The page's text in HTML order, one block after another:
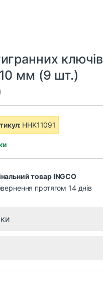
ключів
мм (9 шт.)
HHK11091
товар INGCO
протягом 14 днів